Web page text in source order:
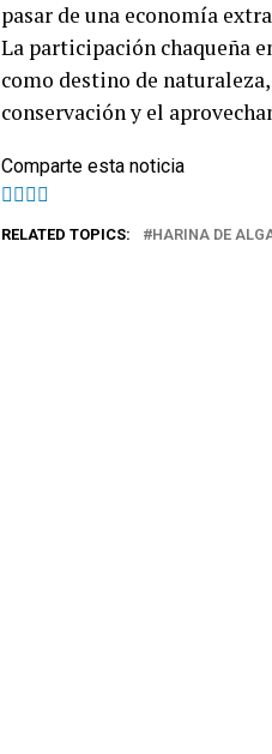
pasar de una economía
La participación chaqueña
como destino de
conservación y el
Comparte esta noticia
RELATED TOPICS: HARINA DE